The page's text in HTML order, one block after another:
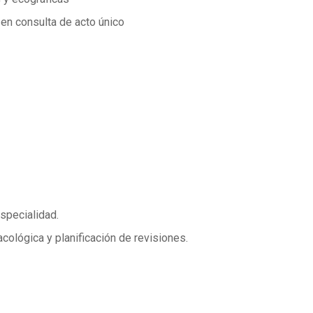
consulta de acto único
y planificación de revisiones.